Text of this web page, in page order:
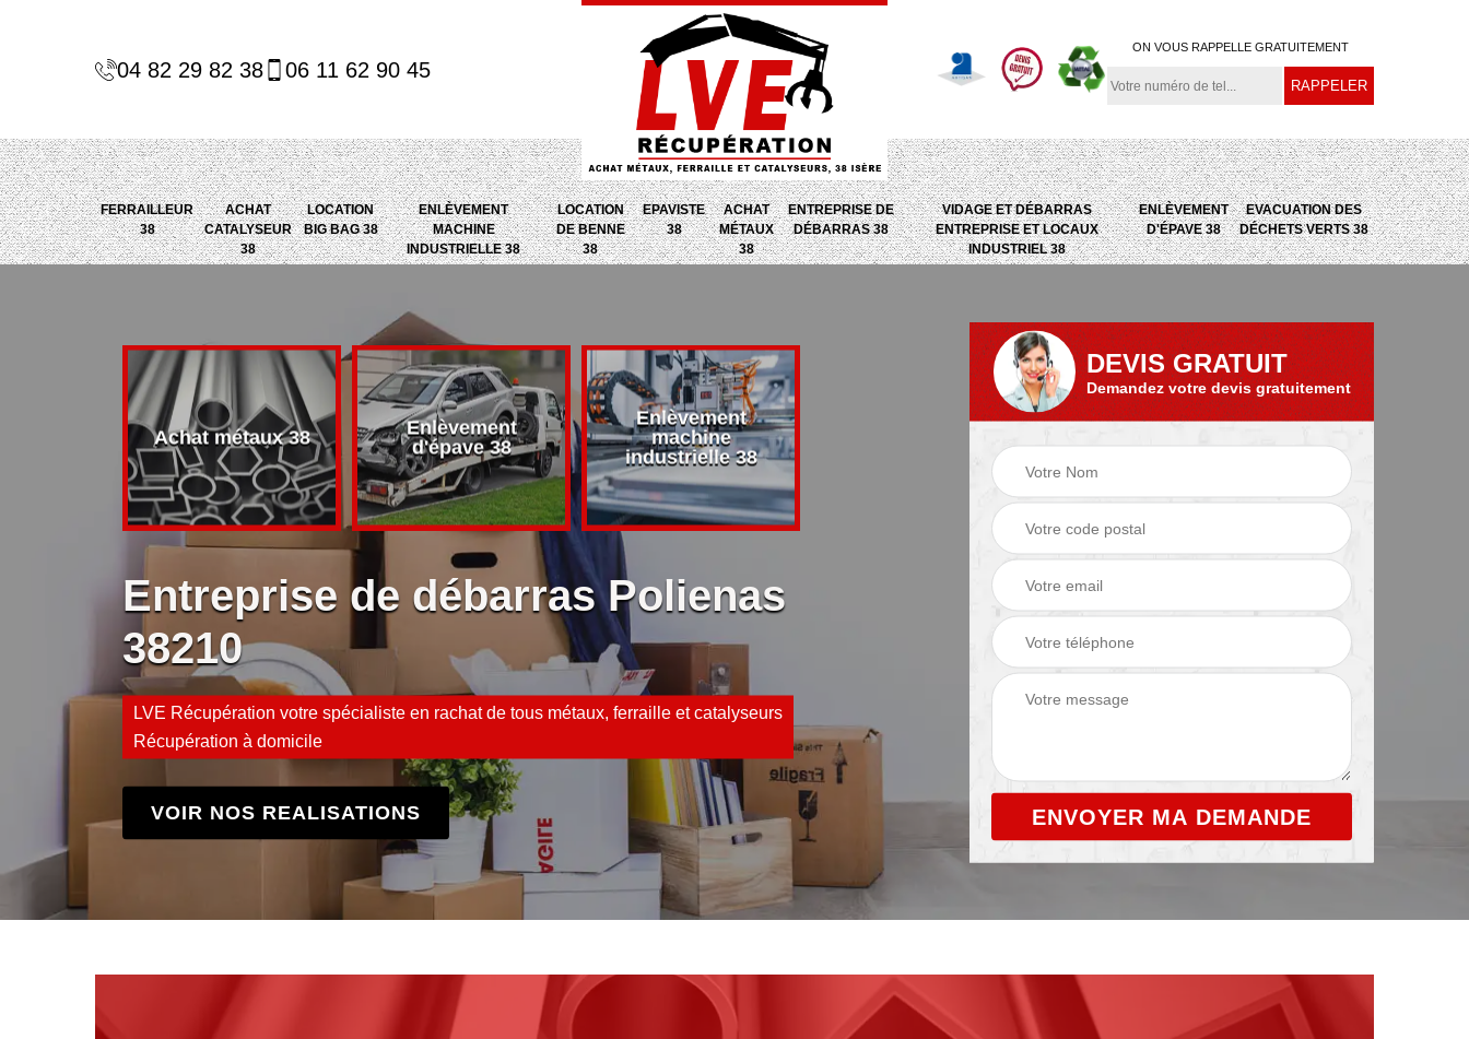
04 82 29 82 38 06 11 62 90 45
ON VOUS RAPPELLE GRATUITEMENT
FERRAILLEUR
38
ACHAT
CATALYSEUR
38
LOCATION
BIG BAG 38
ENLÈVEMENT
MACHINE
INDUSTRIELLE 38
LOCATION
DE BENNE
38
EPAVISTE
38
ACHAT
MÉTAUX
38
ENTREPRISE DE
DÉBARRAS 38
VIDAGE ET DÉBARRAS
ENTREPRISE ET LOCAUX
INDUSTRIEL 38
ENLÈVEMENT
D'ÉPAVE 38
EVACUATION DES
DÉCHETS VERTS 38
Achat métaux 38
Enlèvement
d'épave 38
Enlèvement
machine
industrielle 38
Entreprise de
Evacuation des
déchets verts 38
Entreprise de débarras Polienas
38210
LVE Récupération votre spécialiste en rachat de tous métaux, ferraille et catalyseurs
Récupération à domicile
VOIR NOS REALISATIONS
DEVIS GRATUIT
Demandez votre devis gratuitement